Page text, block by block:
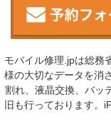
モバイル修理.jpは総務
様の大切なデータを消
割れ、液晶交換、バッ
旧も行っております。